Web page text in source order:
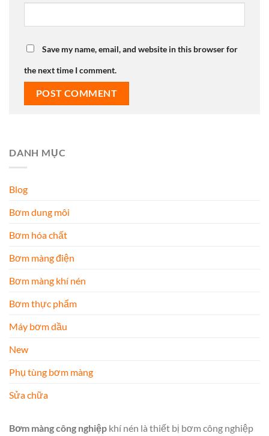
Save my name, email, and website in this browser for
the next time I comment.
DANH MỤC
Blog
Bơm dung môi
Bơm hóa chất
Bơm màng điện
Bơm màng khí nén
Bơm thực phẩm
Máy bơm dầu
New
Phụ tùng bơm màng
Sửa chữa
Bơm màng công nghiệp khí nén là thiết bị bơm công nghiệp